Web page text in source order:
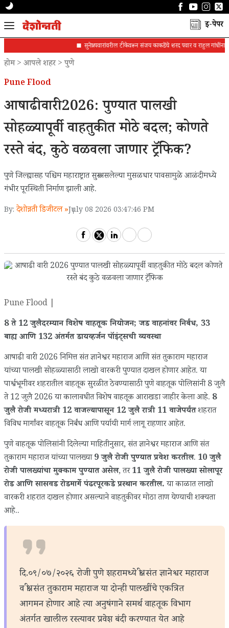
ई-पेपर
सुनेत्रा पवारांवरील टीकेवरून संजय काकडेंचे शरद पवार व राहुल गांधींना पत्र
होम> आपले शहर>पुणे
Pune Flood
आषाढी वारी 2026: पुण्यात पालखी
सोहळ्यापूर्वी वाहतुकीत मोठे बदल; कोणते
रस्ते बंद, कुठे वळवला जाणार ट्रॅफिक?
पुणे जिल्ह्यासह पश्चिम महाराष्ट्रात सुरू असलेल्या मुसळधार पावसामुळे आळंदीमध्ये
गंभीर पूरस्थिती निर्माण झाली आहे.
By: देशोन्नती डिजीटल »July 08 2026 03:47:46 PM
Pune Flood |
8 ते 12 जुलैदरम्यान विशेष वाहतूक नियोजन; जड वाहनांवर निर्बंध, 33
बाह्य आणि 132 अंतर्गत डायव्हर्जन पॉइंट्सची व्यवस्था
आषाढी वारी 2026 निमित्त संत ज्ञानेश्वर महाराज आणि संत तुकाराम महाराज
यांच्या पालखी सोहळ्यासाठी लाखो वारकरी पुण्यात दाखल होणार आहेत. या
पार्श्वभूमीवर शहरातील वाहतूक सुरळीत ठेवण्यासाठी पुणे वाहतूक पोलिसांनी 8 जुलै
ते 12 जुलै 2026 या कालावधीत विशेष वाहतूक आराखडा जाहीर केला आहे. 8
जुलै रोजी मध्यरात्री 12 वाजल्यापासून 12 जुलै रात्री 11 वाजेपर्यंतशहरात
विविध मार्गांवर वाहतूक निर्बंध आणि पर्यायी मार्ग लागू राहणार आहेत.
पुणे वाहतूक पोलिसांनी दिलेल्या माहितीनुसार, संत ज्ञानेश्वर महाराज आणि संत
तुकाराम महाराज यांच्या पालख्या9 जुलै रोजी पुण्यात प्रवेश करतील. 10 जुलै
रोजी पालख्यांचा मुक्काम पुण्यात असेल, तर11 जुलै रोजी पालख्या सोलापूर
रोड आणि सासवड रोडमार्गे पंढरपूरकडे प्रस्थान करतील.या काळात लाखो
वारकरी शहरात दाखल होणार असल्याने वाहतुकीवर मोठा ताण येण्याची शक्यता
आहे..
दि.०९/०७/२०२६ रोजी पुणे शहरामध्ये श्री. संत ज्ञानेश्वर महाराज
व श्री. संत तुकाराम महाराज या दोन्ही पालखींचे एकत्रित
आगमन होणार आहे त्या अनुषंगाने समर्थ वाहतूक विभाग
अंतर्गत खालील रस्त्यावर प्रवेश बंदी करण्यात येत आहे